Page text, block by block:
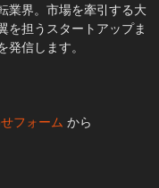
業界。市場を牽引する大
を担うスタートアップま
信します。
フォーム から